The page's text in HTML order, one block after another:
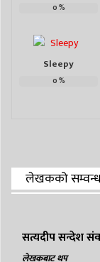
0%
Sleepy
0%
लेखकको
सत्यदीप सन्देश
लेखकबाट थप